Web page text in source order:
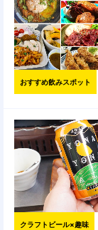
おすすめ飲みスポット
クラフトビール×趣味